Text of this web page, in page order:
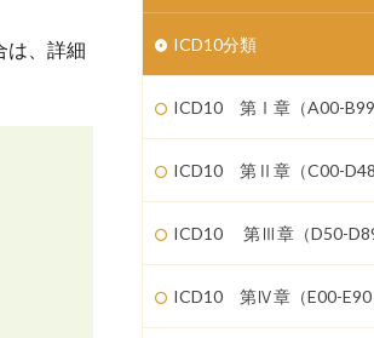
は、詳細
ICD10分類
ICD10 第Ⅰ章（A00-B99
ICD10 第Ⅱ章（C00-D48
ICD10 第Ⅲ章（D50-D89
ICD10 第Ⅳ章（E00-E90